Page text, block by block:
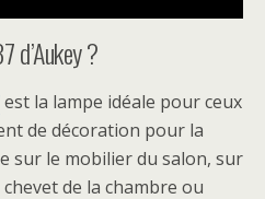
d’Aukey ?
est la lampe idéale pour ceux
de décoration pour la
sur le mobilier du salon, sur
de la chambre ou